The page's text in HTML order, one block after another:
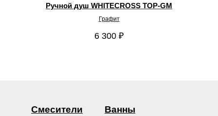
Ручной душ WHITECROSS TOP-GM
Графит
6 300 ₽
Смесители Ванны